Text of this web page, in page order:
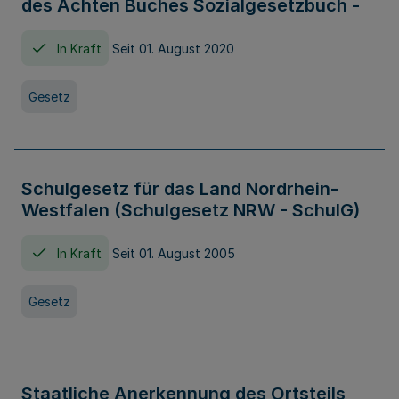
des Achten Buches Sozialgesetzbuch -
In Kraft Seit 01. August 2020
Gesetz
Schulgesetz für das Land Nordrhein-
Westfalen (Schulgesetz NRW - SchulG)
In Kraft Seit 01. August 2005
Gesetz
Staatliche Anerkennung des Ortsteils